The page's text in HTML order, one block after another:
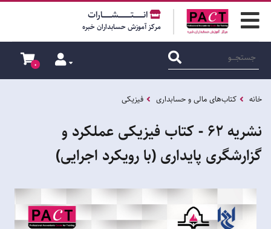
انــــــــتــــــــــشـــــــارات
مرکز آموزش حسابداران خبره
0
خانه کتاب‌های مالی و حسابداری فیزیکی
نشریه 62 - کتاب فیزیکی عملکرد و
گزارشگری پایداری (با رویکرد اجرایی)